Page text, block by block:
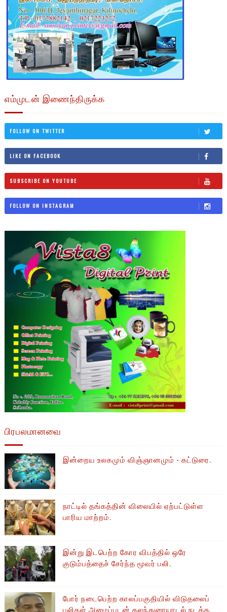
எம்முடன் இணைந்திருக்க
FOLLOW ON TWITTER
LIKE ON FACEBOOK
SUBSCRIBE ON YOUTUBE
FOLLOW ON INSTAGRAM
பிரபலமானவை
இன்றைய உலகமும் விஞ்ஞானமும் - கட்டுரை.
நாட்டில் தங்கத்தின் விலையில் ஏற்பட்டுள்ள
பாரிய மாற்றம்.
இன்று இடபெற்ற கோர விபத்தில் ஒரே
குடும்பத்தைச் சேர்ந்த மூவர் பலி.
போர் நடைபெற்ற காலப்பகுதியில் ​​விடுதலைப்
புலிகள் அமைப்புடன் கலந்துரையாடல் நடத்த